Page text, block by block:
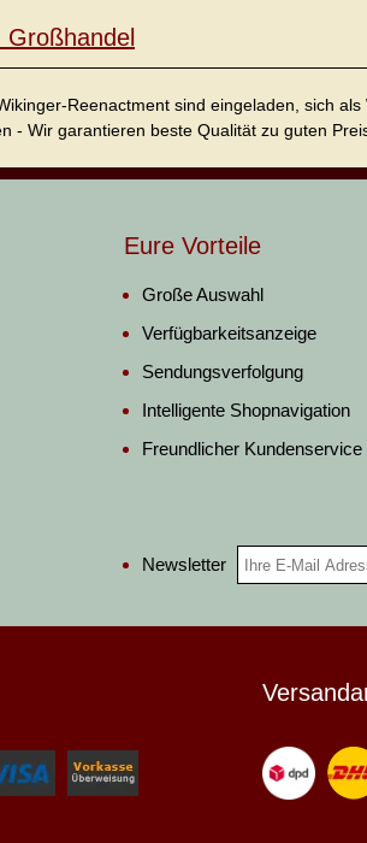
Reenactment sind eingeladen, sich
- Wir garantieren beste Qualität zu guten
Eure Vorteile
Große Auswahl
Verfügbarkeitsanzeige
Sendungsverfolgung
Intelligente Shopnavigation
Freundlicher Kundenservice
Newsletter